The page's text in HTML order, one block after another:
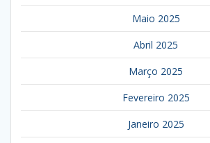
Maio 2025
Abril 2025
Março 2025
Fevereiro 2025
Janeiro 2025